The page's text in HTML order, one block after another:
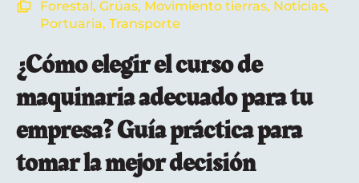
Forestal, Grúas, Movimiento tierras, Noticias,
Portuaria, Transporte
¿Cómo elegir el curso de
maquinaria adecuado para tu
empresa? Guía práctica para
tomar la mejor decisión